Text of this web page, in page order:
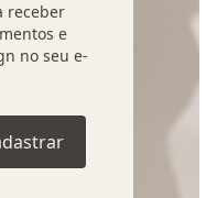
receber
e
no seu e-